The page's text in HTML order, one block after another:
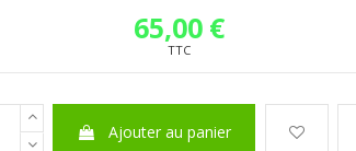
65,00 €
TTC
Ajouter au panier